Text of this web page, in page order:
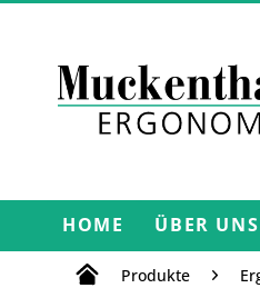
HOME ÜBER UNS
Produkte